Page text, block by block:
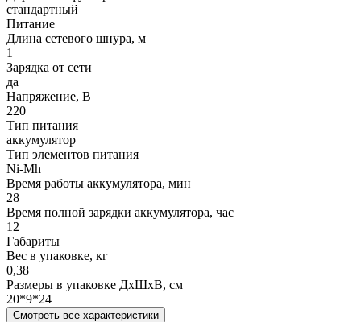
стандартный
Питание
Длина сетевого шнура, м
1
Зарядка от сети
да
Напряжение, В
220
Тип питания
аккумулятор
Тип элементов питания
Ni-Mh
Время работы аккумулятора, мин
28
Время полной зарядки аккумулятора, час
12
Габариты
Вес в упаковке, кг
0,38
Размеры в упаковке ДxШxВ, см
20*9*24
Смотреть все характеристики